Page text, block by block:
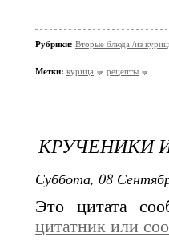
Рубрики: Вторые блюда /из
Метки: курица рецепты
КРУЧЕНИКИ
Суббота, 08
Это цитата
цитатник или